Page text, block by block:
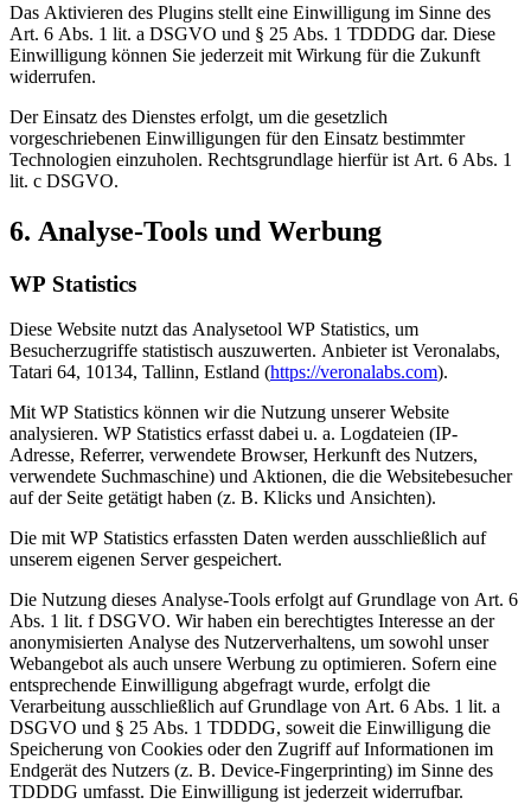
Das Aktivieren des Plugins stellt eine Einwilligung im Sinne des
Art. 6 Abs. 1 lit. a DSGVO und § 25 Abs. 1 TDDDG dar. Diese
Einwilligung können Sie jederzeit mit Wirkung für die Zukunft
widerrufen.
Der Einsatz des Dienstes erfolgt, um die gesetzlich
vorgeschriebenen Einwilligungen für den Einsatz bestimmter
Technologien einzuholen. Rechtsgrundlage hierfür ist Art. 6 Abs. 1
lit. c DSGVO.
6. Analyse-Tools und Werbung
WP Statistics
Diese Website nutzt das Analysetool WP Statistics, um
Besucherzugriffe statistisch auszuwerten. Anbieter ist Veronalabs,
Tatari 64, 10134, Tallinn, Estland (https://veronalabs.com).
Mit WP Statistics können wir die Nutzung unserer Website
analysieren. WP Statistics erfasst dabei u. a. Logdateien (IP-
Adresse, Referrer, verwendete Browser, Herkunft des Nutzers,
verwendete Suchmaschine) und Aktionen, die die Websitebesucher
auf der Seite getätigt haben (z. B. Klicks und Ansichten).
Die mit WP Statistics erfassten Daten werden ausschließlich auf
unserem eigenen Server gespeichert.
Die Nutzung dieses Analyse-Tools erfolgt auf Grundlage von Art. 6
Abs. 1 lit. f DSGVO. Wir haben ein berechtigtes Interesse an der
anonymisierten Analyse des Nutzerverhaltens, um sowohl unser
Webangebot als auch unsere Werbung zu optimieren. Sofern eine
entsprechende Einwilligung abgefragt wurde, erfolgt die
Verarbeitung ausschließlich auf Grundlage von Art. 6 Abs. 1 lit. a
DSGVO und § 25 Abs. 1 TDDDG, soweit die Einwilligung die
Speicherung von Cookies oder den Zugriff auf Informationen im
Endgerät des Nutzers (z. B. Device-Fingerprinting) im Sinne des
TDDDG umfasst. Die Einwilligung ist jederzeit widerrufbar.